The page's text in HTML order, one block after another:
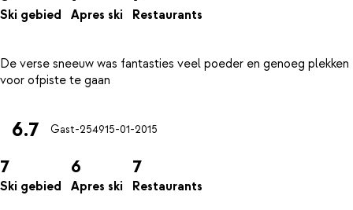
Ski gebied Apres ski Restaurants
De verse sneeuw was fantasties veel poeder en genoeg plekken
6.7 Gast-254915-01-2015
7
Ski gebied
6
Apres ski
7
Restaurants